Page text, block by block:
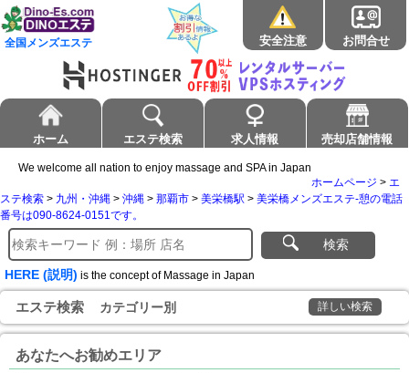
全国メンズエステ 安全注意 お問合せ
ホーム エステ検索 求人情報 売却店舗情報
We welcome all nation to enjoy massage and SPA in Japan
ホームページ > エ
ステ検索 > 九州・沖縄 > 沖縄 > 那覇市 > 美栄橋駅 > 美栄橋メンズエステ-憩の電話
番号は090-8624-0151です。
検索
HERE (説明) is the concept of Massage in Japan
エステ検索 カテゴリー別 詳しい検索
あなたへお勧めエリア